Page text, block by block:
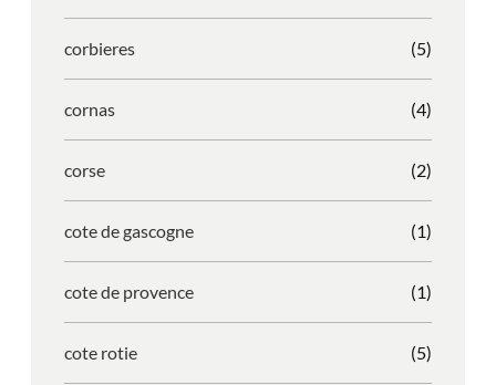
corbieres (5)
cornas (4)
corse (2)
cote de gascogne (1)
cote de provence (1)
cote rotie (5)